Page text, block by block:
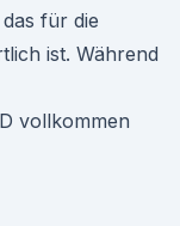
für die
ist. Während
vollkommen